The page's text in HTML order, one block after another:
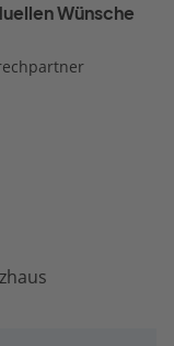
Wünsche